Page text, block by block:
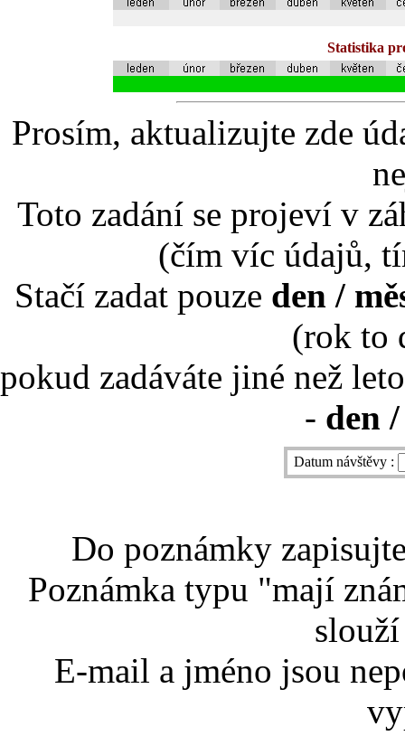
Statistika
Prosím, aktualizujte zde
Toto zadání se projeví v
(čím víc údajů,
Stačí zadat pouze den /
(rok to
pokud zadáváte jiné než
- den
Datum návštěvy :
Do poznámky
Poznámka typu "mají
E-mail a jméno jsou